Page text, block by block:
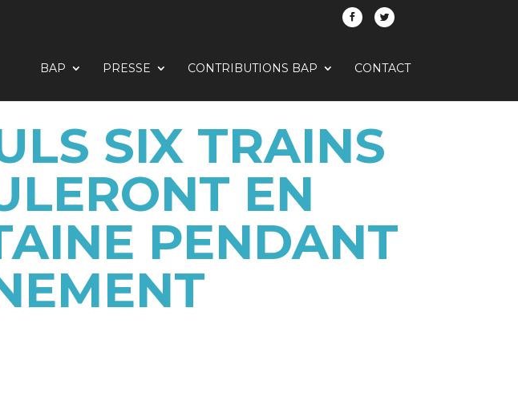
BAP PRESSE CONTRIBUTIONS BAP CONTACT
SIX TRAINS
EN
PENDANT